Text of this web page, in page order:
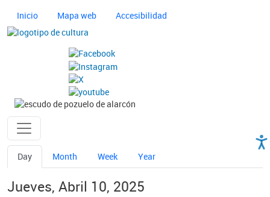
Navegación principal cultura
Inicio Mapa web
Accesibilidad
Imagen
Imagen
Ayuntamiento de Pozuelo
Solapas principales
Day Month Week Year
Jueves, Abril 10, 2025